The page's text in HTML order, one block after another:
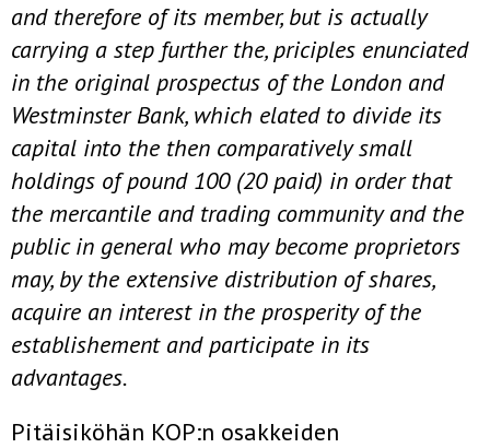
and therefore of its member, but is actually
carrying a step further the, priciples enunciated
in the original prospectus of the London and
Westminster Bank, which elated to divide its
capital into the then comparatively small
holdings of pound 100 (20 paid) in order that
the mercantile and trading community and the
public in general who may become proprietors
may, by the extensive distribution of shares,
acquire an interest in the prosperity of the
establishement and participate in its
advantages.
Pitäisiköhän KOP:n osakkeiden